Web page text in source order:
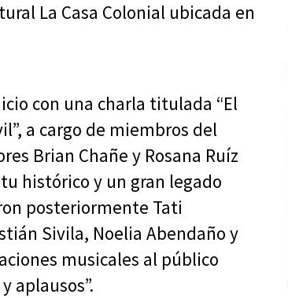
La Casa Colonial ubicada en
con una charla titulada “El
a cargo de miembros del
Brian Chañe y Rosana Ruíz
histórico y un gran legado
posteriormente Tati
Sivila, Noelia Abendaño y
musicales al público
aplausos”.